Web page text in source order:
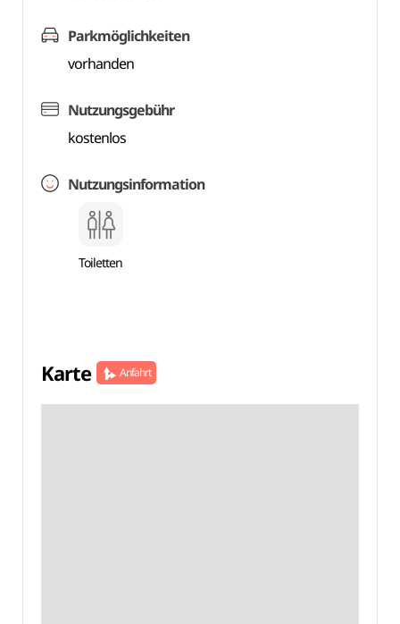
Parkmöglichkeiten
vorhanden
Nutzungsgebühr
kostenlos
Nutzungsinformation
Toiletten
Karte Anfahrt